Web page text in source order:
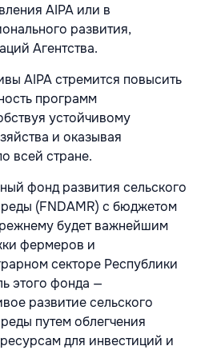
AIPA или в
развития,
Агентства.
AIPA стремится повысить
программ
устойчивому
и оказывая
всей стране.
фонд развития сельского
(FNDAMR) с бюджетом
будет важнейшим
фермеров и
секторе Республики
этого фонда —
развитие сельского
путем облегчения
для инвестиций и